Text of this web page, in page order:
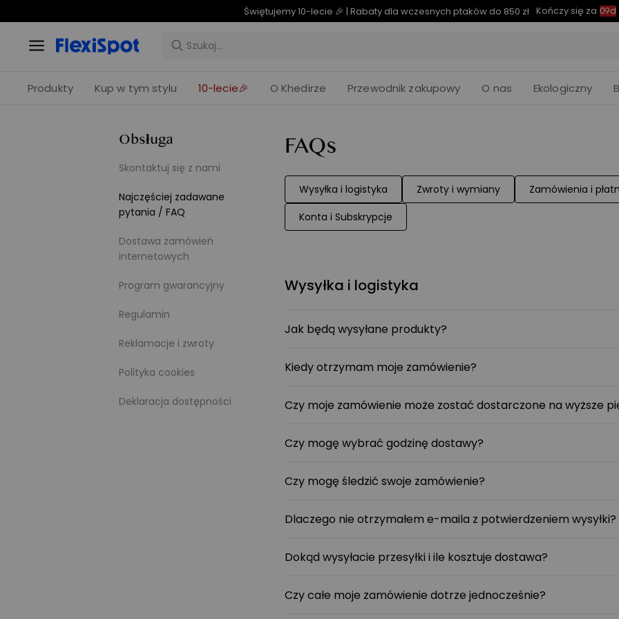
C7 Morpher – Aż 34% rabatu | teraz już od 2499,00 zł Kończy się za 09d 04 :
Produkty Kup w tym stylu 10-lecie🎉 O Khedirze Przewodnik zakupowy O nas Ekologiczny
Obsługa
Skontaktuj się z nami
Najczęściej zadawane
pytania / FAQ
Dostawa zamówień
internetowych
Program gwarancyjny
Regulamin
Reklamacje i zwroty
Polityka cookies
Deklaracja dostępności
FAQs
Wysyłka i logistyka Zwroty i wymiany Zamówienia i
Konta i Subskrypcje
Wysyłka i logistyka
Jak będą wysyłane produkty?
Kiedy otrzymam moje zamówienie?
Czy moje zamówienie może zostać dostarczone na wyższe
Czy mogę wybrać godzinę dostawy?
Czy mogę śledzić swoje zamówienie?
Dlaczego nie otrzymałem e-maila z potwierdzeniem wysyłki?
Dokąd wysyłacie przesyłki i ile kosztuje dostawa?
Czy całe moje zamówienie dotrze jednocześnie?